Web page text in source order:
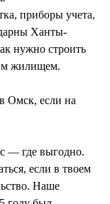
приборы учета,
Ханты-
нужно строить
жилищем.
Омск, если на
— где выгодно.
если в твоем
Наше